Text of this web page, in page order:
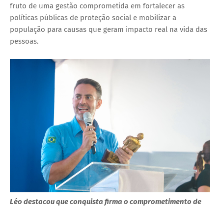
fruto de uma gestão comprometida em fortalecer as
políticas públicas de proteção social e mobilizar a
população para causas que geram impacto real na vida das
pessoas.
Léo destacou que conquista firma o comprometimento de